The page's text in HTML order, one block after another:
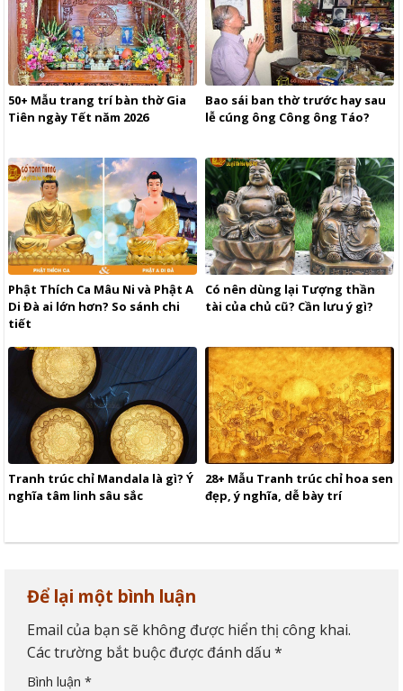
50+ Mẫu trang trí bàn thờ Gia
Tiên ngày Tết năm 2026
Bao sái ban thờ trước hay sau
lễ cúng ông Công ông Táo?
Phật Thích Ca Mâu Ni và Phật A
Di Đà ai lớn hơn? So sánh chi
tiết
Có nên dùng lại Tượng thần
tài của chủ cũ? Cần lưu ý gì?
Tranh trúc chỉ Mandala là gì? Ý
nghĩa tâm linh sâu sắc
28+ Mẫu Tranh trúc chỉ hoa sen
đẹp, ý nghĩa, dễ bày trí
Để lại một bình luận
Email của bạn sẽ không được hiển thị công khai.
Các trường bắt buộc được đánh dấu *
Bình luận *